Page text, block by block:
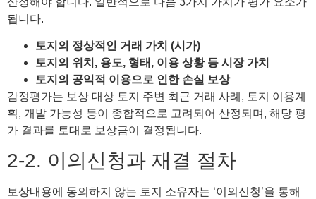
됩니다.
토지의 정상적인 거래 가치 (시가)
토지의 위치, 용도, 형태, 이용 상황 등 시장 가치
토지의 공익적 이용으로 인한 손실 보상
감정평가는 보상 대상 토지 주변 최근 거래 사례, 토지 이용계
획, 개발 가능성 등이 종합적으로 고려되어 산정되며, 해당 평
가 결과를 토대로 보상금이 결정됩니다.
2-2. 이의신청과 재결 절차
보상내용에 동의하지 않는 토지 소유자는 ‘이의신청’을 통해